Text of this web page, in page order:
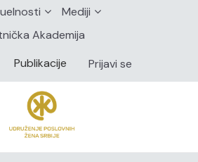
Mediji
Akademija
Publikacije
Prijavi se